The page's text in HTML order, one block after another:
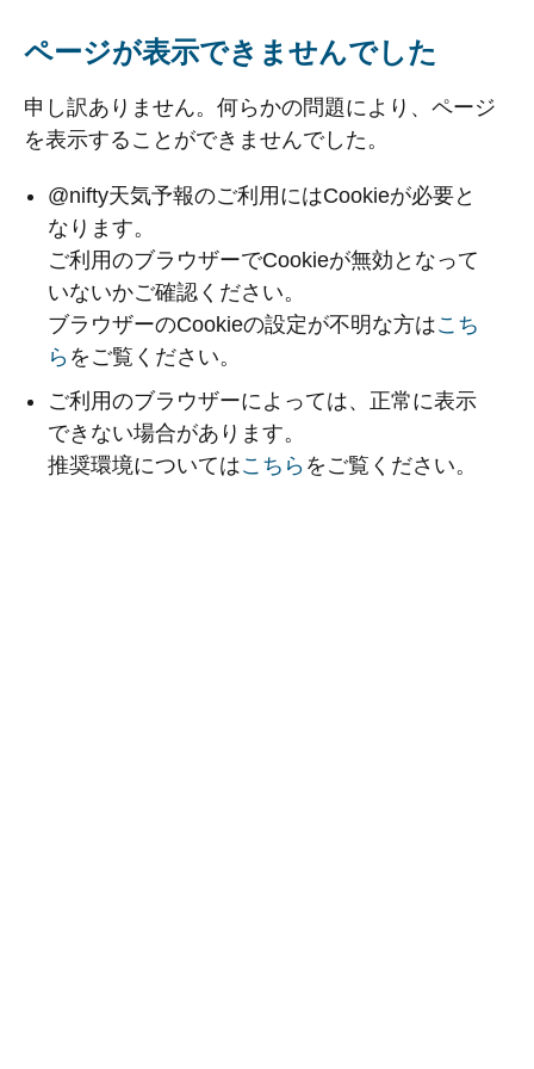
ページが表示できませんでした
申し訳ありません。何らかの問題により、ページ
を表示することができませんでした。
@nifty天気予報のご利用にはCookieが必要と
なります。
ご利用のブラウザーでCookieが無効となって
いないかご確認ください。
ブラウザーのCookieの設定が不明な方はこち
ら をご覧ください。
ご利用のブラウザーによっては、正常に表示
できない場合があります。
推奨環境についてはこちら をご覧ください。